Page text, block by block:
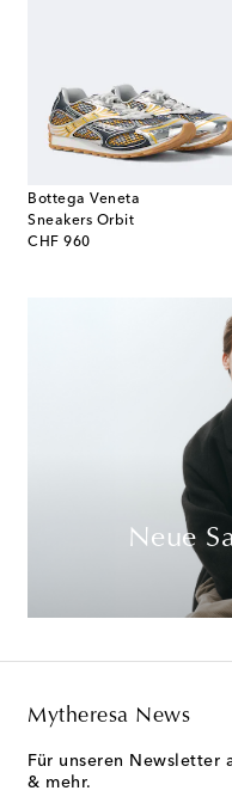
Bottega Veneta
Sneakers Orbit
CHF 960
original price
Neue
Mytheresa News
Für unseren Newsletter
& mehr.